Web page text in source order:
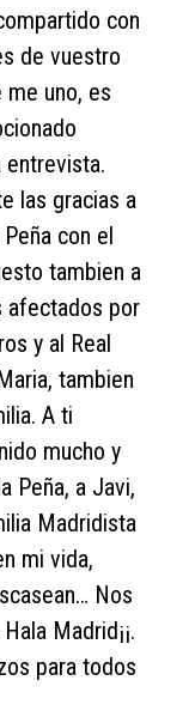
con
de vuestro
me uno, es
entrevista.
las gracias a
con el
tambien a
afectados por
y al Real
tambien
A ti
mucho y
Peña, a Javi,
Madridista
mi vida,
Nos
Madrid¡¡.
para todos